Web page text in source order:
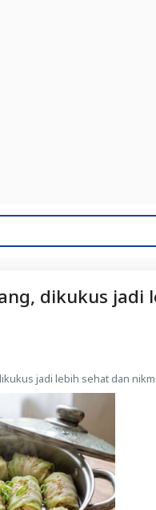
dikukus jadi
jadi lebih sehat dan